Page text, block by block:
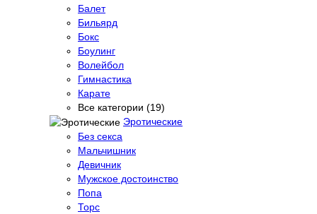
Балет
Бильярд
Бокс
Боулинг
Волейбол
Гимнастика
Карате
Все категории (19)
Эротические
Без секса
Мальчишник
Девичник
Мужское достоинство
Попа
Торс